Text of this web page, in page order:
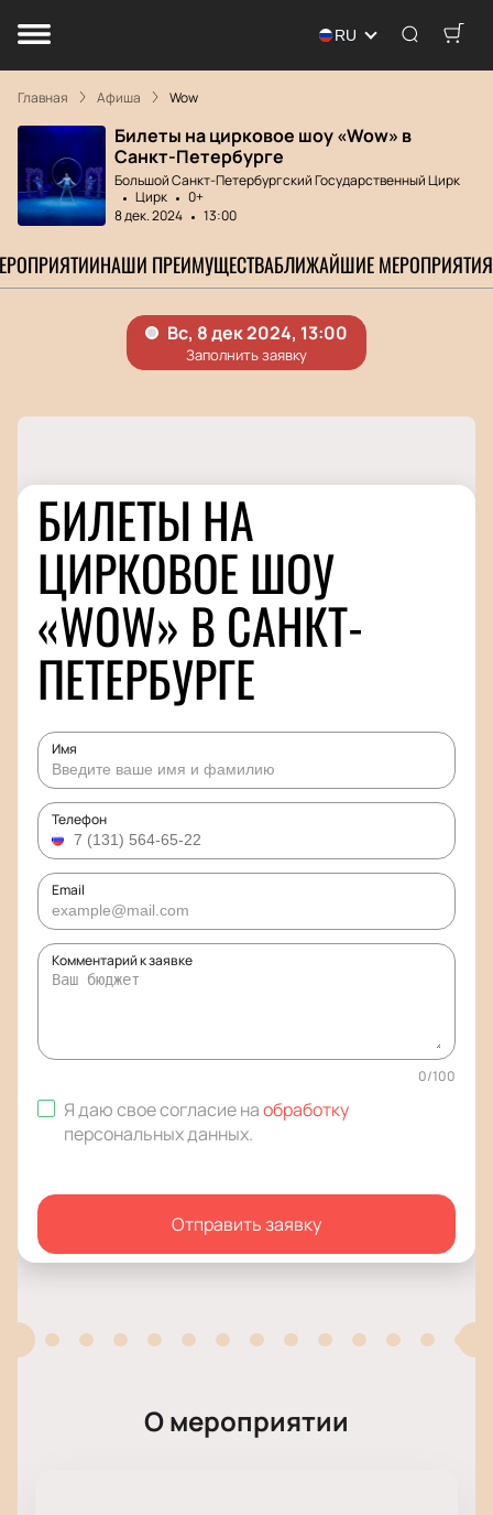
RU
Главная Афиша Wow
Билеты на цирковое шоу «Wow» в
Санкт-Петербурге
Большой Cанкт-Петербургский Государственный Цирк
Цирк
0+
8 дек. 2024
13:00
НАШИ ПРЕИМУЩЕСТВАБЛИЖАЙШИЕ МЕРОПРИЯТИЯ
БИЛЕТЫ НА
ЦИРКОВОЕ ШОУ
«WOW» В САНКТ-
ПЕТЕРБУРГЕ
Имя
Телефон
Email
Комментарий к заявке
0/100
Я даю свое согласие наобработку
персональных данных.
Отправить заявку
О мероприятии